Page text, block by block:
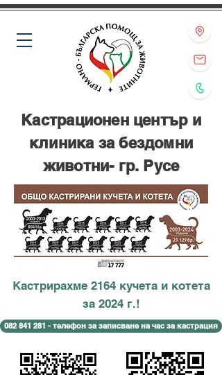
Кастрирахме 2164 кучета и котета
за 2024 г.!
082 841 281 - телефон за записване на час за кастрация
Кастрационен център и
клиника за бездомни
животни- гр. Русе